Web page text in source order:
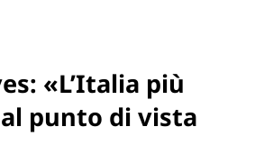
«L’Italia più
punto di vista